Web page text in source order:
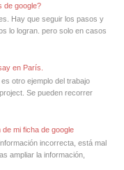
de google?
Hay que seguir los pasos y
lo logran. pero solo en casos
en París.
otro ejemplo del trabajo
Se pueden recorrer
mi ficha de google
incorrecta, está mal
ampliar la información,